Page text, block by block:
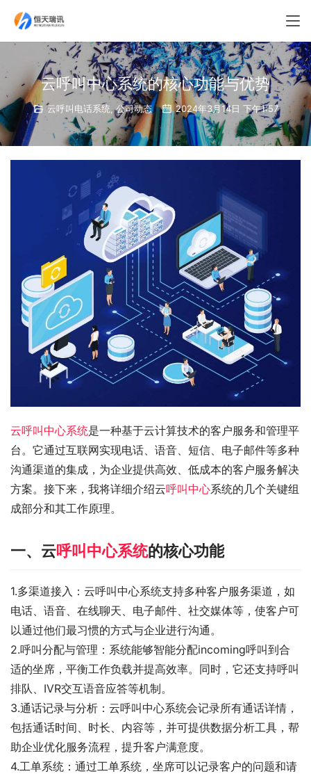
云呼叫中心系统的核心功能与优势
云呼叫电话系统,公司动态 2024年3月14日 下午1:57
云呼叫中心系统是一种基于云计算技术的客户服务和管理平
台。它通过互联网实现电话、语音、短信、电子邮件等多种
沟通渠道的集成，为企业提供高效、低成本的客户服务解决
方案。接下来，我将详细介绍云呼叫中心系统的几个关键组
成部分和其工作原理。
一、云呼叫中心系统的核心功能
1.多渠道接入：云呼叫中心系统支持多种客户服务渠道，如
电话、语音、在线聊天、电子邮件、社交媒体等，使客户可
以通过他们最习惯的方式与企业进行沟通。
2.呼叫分配与管理：系统能够智能分配incoming呼叫到合
适的坐席，平衡工作负载并提高效率。同时，它还支持呼叫
排队、IVR交互语音应答等机制。
3.通话记录与分析：云呼叫中心系统会记录所有通话详情，
包括通话时间、时长、内容等，并可提供数据分析工具，帮
助企业优化服务流程，提升客户满意度。
4.工单系统：通过工单系统，坐席可以记录客户的问题和请